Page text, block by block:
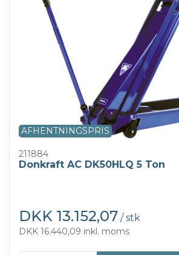
AFHENTNINGSPRIS
211884
Donkraft AC DK50HLQ 5 Ton
DKK 13.152,07 / stk
DKK 16.440,09 inkl. moms